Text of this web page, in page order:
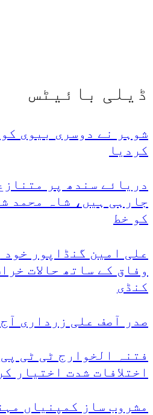
ڈیلی بائیٹس
شوہر نے دوسری بیوی
کردیا
دریائے سندھ پر
جارہی ہیں، شاہ محمد
کو خط
علی امین گنڈاپور خود
وفاق کے ساتھ حالات
کنڈی
صدر آصف علی زرداری
فتنہ الخوارج ٹی ٹی
اختلافات شدت اختیار
مشروب ساز کمپنیاں